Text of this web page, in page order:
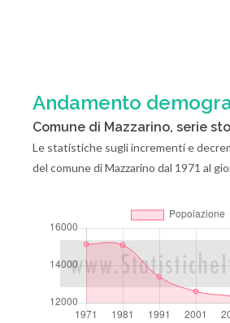
Andamento
Comune di Mazzarino, serie
Le statistiche sugli incrementi e
del comune di Mazzarino dal 1971 al